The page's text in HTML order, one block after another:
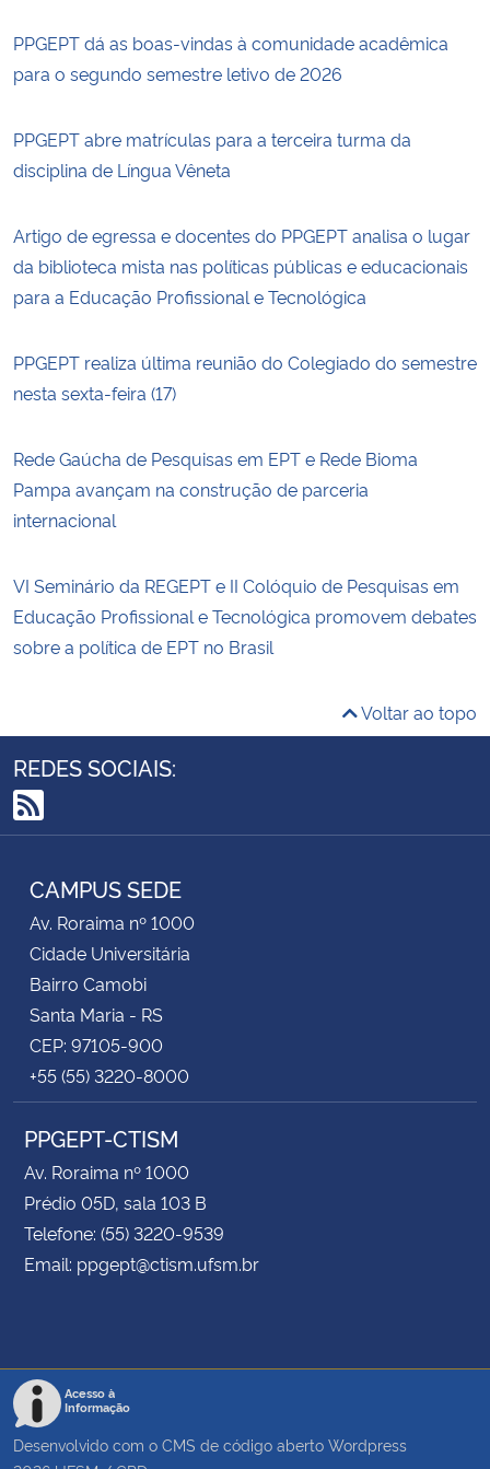
PPGEPT dá as boas-vindas à comunidade acadêmica
para o segundo semestre letivo de 2026
PPGEPT abre matrículas para a terceira turma da
disciplina de Língua Vêneta
Artigo de egressa e docentes do PPGEPT analisa o lugar
da biblioteca mista nas políticas públicas e educacionais
para a Educação Profissional e Tecnológica
PPGEPT realiza última reunião do Colegiado do semestre
nesta sexta-feira (17)
Rede Gaúcha de Pesquisas em EPT e Rede Bioma
Pampa avançam na construção de parceria
internacional
VI Seminário da REGEPT e II Colóquio de Pesquisas em
Educação Profissional e Tecnológica promovem debates
sobre a política de EPT no Brasil
Voltar ao topo
REDES SOCIAIS:
RSS
CAMPUS SEDE
Av. Roraima nº 1000
Cidade Universitária
Bairro Camobi
Santa Maria - RS
CEP: 97105-900
+55 (55) 3220-8000
PPGEPT-CTISM
Av. Roraima nº 1000
Prédio 05D, sala 103 B
Telefone: (55) 3220-9539
Email: ppgept@ctism.ufsm.br
Acesso à
Informação
Desenvolvido com o CMS de código aberto Wordpress